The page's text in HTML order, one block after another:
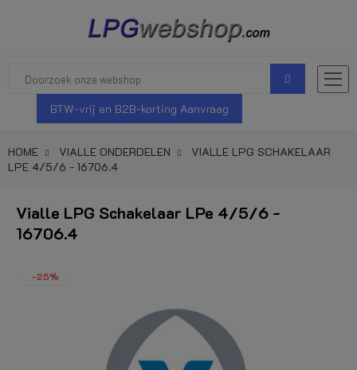
BTW-vrij en B2B-korting Aanvraag
HOME VIALLE ONDERDELEN
VIALLE LPG SCHAKELAAR
LPE 4/5/6 - 16706.4
Vialle LPG Schakelaar LPe 4/5/6 -
16706.4
-25%